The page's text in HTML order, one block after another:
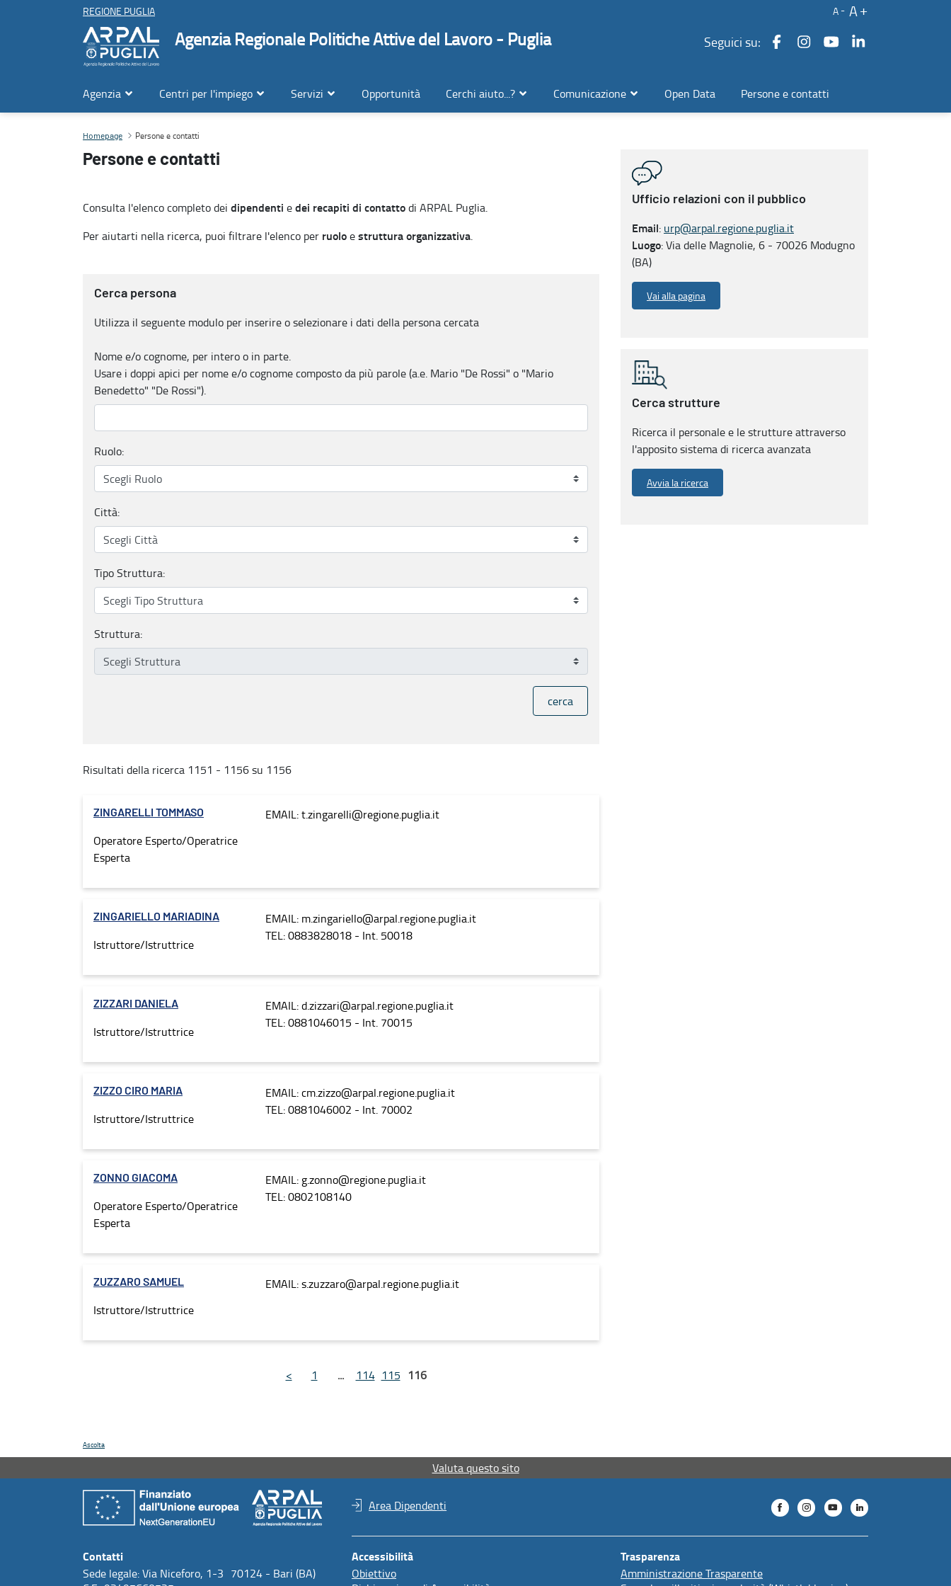
REGIONE PUGLIA A A
Agenzia Regionale Politiche Attive del Lavoro - Puglia Seguici su:
Agenzia Centri per l'impiego Servizi Opportunità Cerchi aiuto...? Comunicazione Open Data Persone e contatti
Persone e contatti
Contenuto principale
Homepage Persone e contatti
Persone e contatti
Consulta l'elenco completo dei dipendenti edei recapiti di contattodi ARPAL Puglia.
Per aiutarti nella ricerca, puoi filtrare l'elenco per ruoloestruttura organizzativa.
Cerca persona
Utilizza il seguente modulo per inserire o selezionare i dati della persona cercata
Nome e/o cognome, per intero o in parte.
Usare i doppi apici per nome e/o cognome composto da più parole (a.e. Mario "De Rossi" o "Mario
Benedetto" "De Rossi").
Ruolo:
Città:
Tipo Struttura:
Struttura:
cerca
Risultati della ricerca 1151 - 1156 su 1156
ZINGARELLI TOMMASO
Operatore Esperto/Operatrice
Esperta
EMAIL: t.zingarelli@regione.puglia.it
ZINGARIELLO MARIADINA
Istruttore/Istruttrice
EMAIL: m.zingariello@arpal.regione.puglia.it
TEL: 0883828018 - Int. 50018
ZIZZARI DANIELA
Istruttore/Istruttrice
EMAIL: d.zizzari@arpal.regione.puglia.it
TEL: 0881046015 - Int. 70015
ZIZZO CIRO MARIA
Istruttore/Istruttrice
EMAIL: cm.zizzo@arpal.regione.puglia.it
TEL: 0881046002 - Int. 70002
ZONNO GIACOMA
Operatore Esperto/Operatrice
Esperta
EMAIL: g.zonno@regione.puglia.it
TEL: 0802108140
ZUZZARO SAMUEL
Istruttore/Istruttrice
EMAIL: s.zuzzaro@arpal.regione.puglia.it
< 1 ... 114 115 116
Ufficio relazioni con il pubblico
Email: urp@arpal.regione.puglia.it
Luogo: Via delle Magnolie, 6 - 70026 Modugno
(BA)
Vai alla pagina
Cerca strutture
Ricerca il personale e le strutture attraverso
l'apposito sistema di ricerca avanzata
Avvia la ricerca
Ascolta
Valuta questo sito
Area Dipendenti
Contatti
Sede legale: Via Niceforo, 1-3 70124 - Bari (BA)
Accessibilità
Obiettivo
Trasparenza
Amministrazione Trasparente